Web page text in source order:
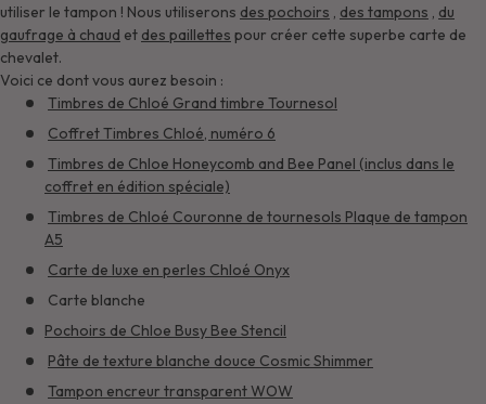
utiliser le tampon ! Nous utiliserons des pochoirs , des tampons , du
gaufrage à chaud et des paillettes pour créer cette superbe carte de
chevalet.
Voici ce dont vous aurez besoin :
Timbres de Chloé Grand timbre Tournesol
Coffret Timbres Chloé, numéro 6
Timbres de Chloe Honeycomb and Bee Panel (inclus dans le
coffret en édition spéciale)
Timbres de Chloé Couronne de tournesols Plaque de tampon
A5
Carte de luxe en perles Chloé Onyx
Carte blanche
Pochoirs de Chloe Busy Bee Stencil
Pâte de texture blanche douce Cosmic Shimmer
Tampon encreur transparent WOW